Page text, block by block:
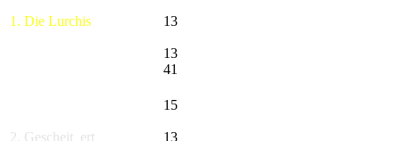
1. Die Lurchis 13
13
41
2. Gescheit_ert
15
13